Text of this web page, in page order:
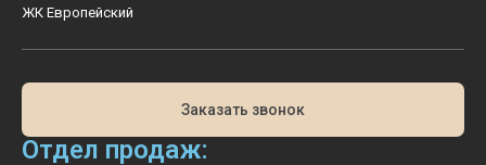
ЖК Европейский
Заказать звонок
Отдел продаж: